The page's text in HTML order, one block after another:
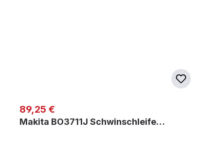
Regulärer Preis:
89,25 €
Makita BO3711J Schwinschleife…